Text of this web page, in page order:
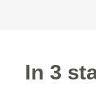
In 3